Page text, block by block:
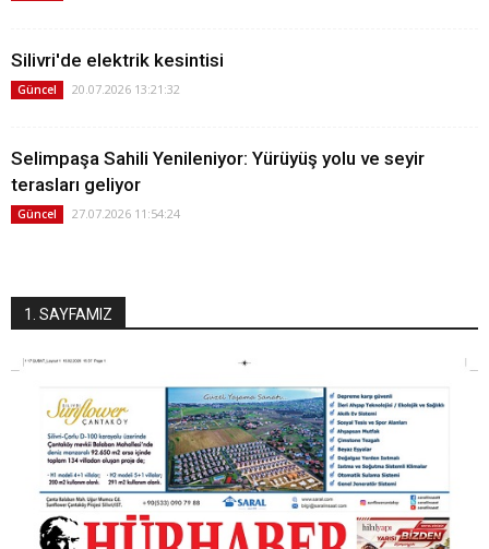
Silivri'de elektrik kesintisi
Güncel 20.07.2026 13:21:32
Selimpaşa Sahili Yenileniyor: Yürüyüş yolu ve seyir
terasları geliyor
Güncel 27.07.2026 11:54:24
1. SAYFAMIZ